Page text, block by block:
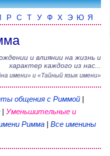
Р С Т У Ф Х Э Ю Я
и влиянии на жизнь и
характер каждого из нас...
имени» и «Тайный язык имени»
общения с Риммой |
| Уменьшительные и
Римма| Все именины